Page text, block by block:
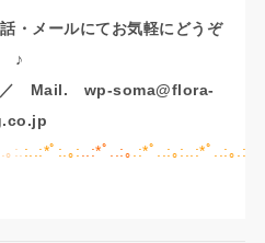
・メールにてお気軽にどうぞ
♪
Mail. wp-soma@flora-
:. : ..:*ﾟ:.｡: ..:*ﾟ..:｡ .:*ﾟ..:｡:..:*ﾟ..:｡.:*